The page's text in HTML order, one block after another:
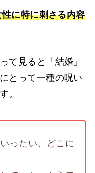
に特に刺さる内容
て見ると「結婚」
とって一種の呪い
。
ったい、どこに